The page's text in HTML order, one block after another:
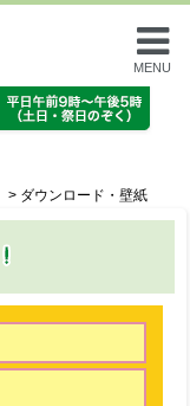
MENU
> ダウンロード・壁紙